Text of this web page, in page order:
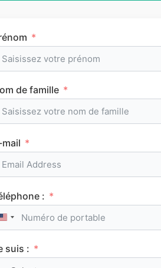
Tous les
de famille
:
United States +1
suis :